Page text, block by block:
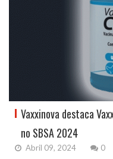
Vaxxinova destaca
no SBSA 2024
Abril 09, 2024 0